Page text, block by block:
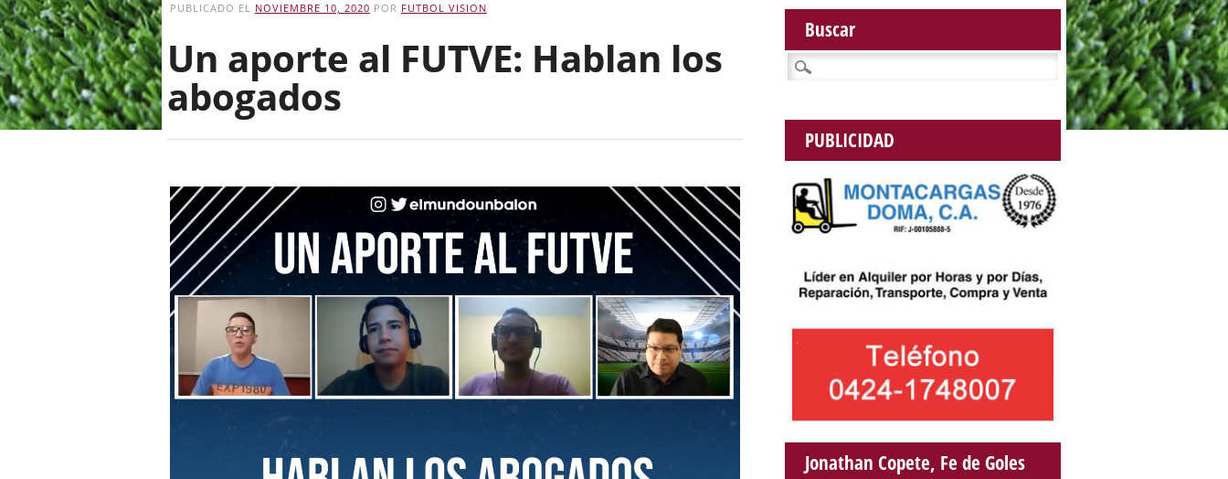
PUBLICADO EL NOVIEMBRE 10, 2020 POR FUTBOL VISION
Un aporte al FUTVE: Hablan los
abogados
Buscar
Buscar:
PUBLICIDAD
Jonathan Copete, Fe de Goles